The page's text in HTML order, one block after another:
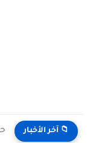
📁 آخر الأخبار